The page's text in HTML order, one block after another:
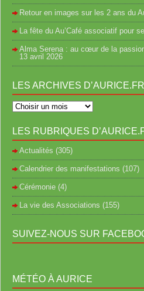
Retour en images sur les 2 ans du
La fête du Au’Café associatif pour
Alma Serena : au cœur de la
13 avril 2026
LES ARCHIVES D’AURICE.FR
LES RUBRIQUES
Actualités (305)
Calendrier des manifestations (107)
Cérémonie (4)
La vie des Associations (155)
SUIVEZ-NOUS SUR
MÉTÉO À AURICE